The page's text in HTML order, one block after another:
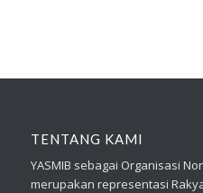
TENTANG KAMI
YASMIB sebagai Organisasi
merupakan representasi